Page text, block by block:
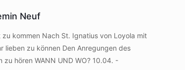
Neuf
zu kommen Nach St. Ignatius von Loyola mit
lieben zu können Den Anregungen des
hören WANN UND WO? 10.04. -